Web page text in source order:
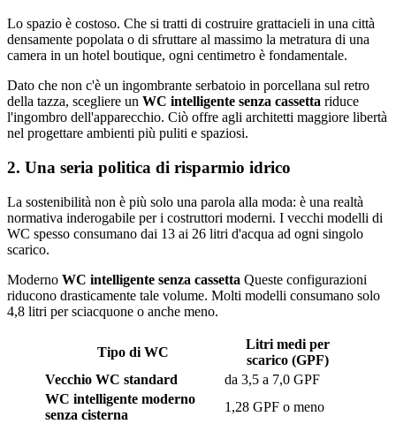
Lo spazio è costoso. Che si tratti di costruire grattacieli in una città
densamente popolata o di sfruttare al massimo la metratura di una
camera in un hotel boutique, ogni centimetro è fondamentale.
Dato che non c'è un ingombrante serbatoio in porcellana sul retro
della tazza, scegliere un WC intelligente senza cassetta riduce
l'ingombro dell'apparecchio. Ciò offre agli architetti maggiore libertà
nel progettare ambienti più puliti e spaziosi.
2. Una seria politica di risparmio idrico
La sostenibilità non è più solo una parola alla moda: è una realtà
normativa inderogabile per i costruttori moderni. I vecchi modelli di
WC spesso consumano dai 13 ai 26 litri d'acqua ad ogni singolo
scarico.
Moderno WC intelligente senza cassetta Queste configurazioni
riducono drasticamente tale volume. Molti modelli consumano solo
4,8 litri per sciacquone o anche meno.
Tipo di WC
Litri medi per
scarico (GPF)
Vecchio WC standard
da 3,5 a 7,0 GPF
WC intelligente moderno
senza cisterna
1,28 GPF o meno